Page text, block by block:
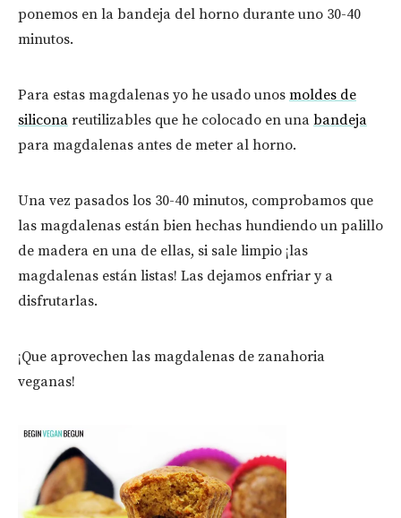
ponemos en la bandeja del horno durante uno 30-40
minutos.
Para estas magdalenas yo he usado unos moldes de
silicona reutilizables que he colocado en una bandeja
para magdalenas antes de meter al horno.
Una vez pasados los 30-40 minutos, comprobamos que
las magdalenas están bien hechas hundiendo un palillo
de madera en una de ellas, si sale limpio ¡las
magdalenas están listas! Las dejamos enfriar y a
disfrutarlas.
¡Que aprovechen las magdalenas de zanahoria
veganas!